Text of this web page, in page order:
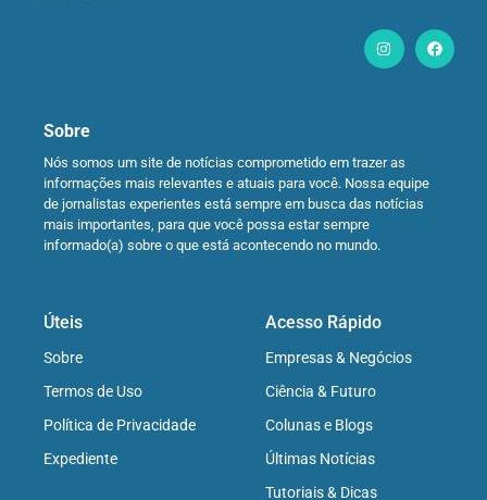
Sobre
Nós somos um site de notícias comprometido em trazer as
informações mais relevantes e atuais para você. Nossa equipe
de jornalistas experientes está sempre em busca das notícias
mais importantes, para que você possa estar sempre
informado(a) sobre o que está acontecendo no mundo.
Úteis
Sobre
Termos de Uso
Política de Privacidade
Expediente
Acesso Rápido
Empresas & Negócios
Ciência & Futuro
Colunas e Blogs
Últimas Notícias
Tutoriais & Dicas